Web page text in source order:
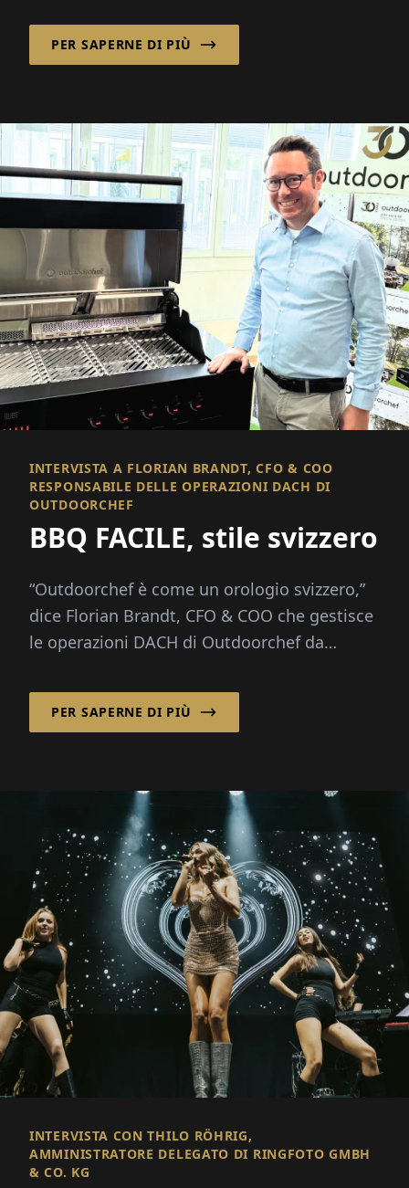
familiare gestisce...
PER SAPERNE DI PIÙ
INTERVISTA A FLORIAN BRANDT, CFO & COO
RESPONSABILE DELLE OPERAZIONI DACH DI
OUTDOORCHEF
BBQ FACILE, stile svizzero
“Outdoorchef è come un orologio svizzero,”
dice Florian Brandt, CFO & COO che gestisce
le operazioni DACH di Outdoorchef da
PER SAPERNE DI PIÙ
INTERVISTA CON THILO RÖHRIG,
AMMINISTRATORE DELEGATO DI RINGFOTO GMBH
& CO. KG